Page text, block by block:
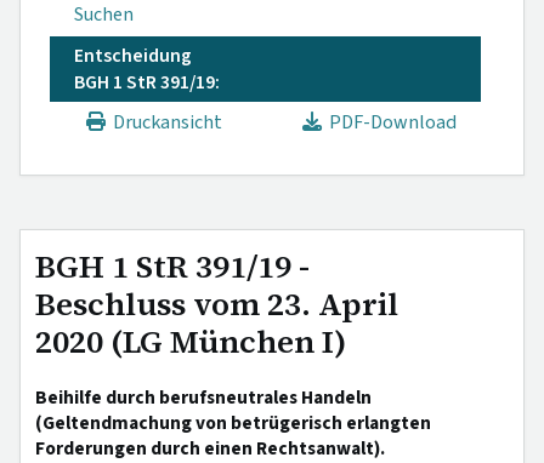
Suchen
Entscheidung
BGH 1 StR 391/19:
Druckansicht
PDF-Download
BGH 1 StR 391/19 -
Beschluss vom 23. April
2020 (LG München I)
Beihilfe durch berufsneutrales Handeln
(Geltendmachung von betrügerisch erlangten
Forderungen durch einen Rechtsanwalt).